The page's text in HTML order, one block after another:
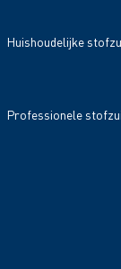
Huishoudelijke
Professionele